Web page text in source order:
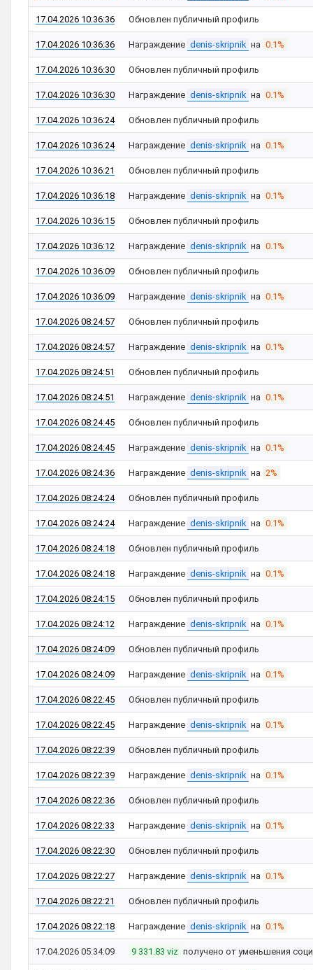
17.04.2026 10:36:36 Обновлен публичный профиль
17.04.2026 10:36:36 Награждение denis-skripnik на 0.1%
17.04.2026 10:36:30 Обновлен публичный профиль
17.04.2026 10:36:30 Награждение denis-skripnik на 0.1%
17.04.2026 10:36:24 Обновлен публичный профиль
17.04.2026 10:36:24 Награждение denis-skripnik на 0.1%
17.04.2026 10:36:21 Обновлен публичный профиль
17.04.2026 10:36:18 Награждение denis-skripnik на 0.1%
17.04.2026 10:36:15 Обновлен публичный профиль
17.04.2026 10:36:12 Награждение denis-skripnik на 0.1%
17.04.2026 10:36:09 Обновлен публичный профиль
17.04.2026 10:36:09 Награждение denis-skripnik на 0.1%
17.04.2026 08:24:57 Обновлен публичный профиль
17.04.2026 08:24:57 Награждение denis-skripnik на 0.1%
17.04.2026 08:24:51 Обновлен публичный профиль
17.04.2026 08:24:51 Награждение denis-skripnik на 0.1%
17.04.2026 08:24:45 Обновлен публичный профиль
17.04.2026 08:24:45 Награждение denis-skripnik на 0.1%
17.04.2026 08:24:36 Награждение denis-skripnik на 2%
17.04.2026 08:24:24 Обновлен публичный профиль
17.04.2026 08:24:24 Награждение denis-skripnik на 0.1%
17.04.2026 08:24:18 Обновлен публичный профиль
17.04.2026 08:24:18 Награждение denis-skripnik на 0.1%
17.04.2026 08:24:15 Обновлен публичный профиль
17.04.2026 08:24:12 Награждение denis-skripnik на 0.1%
17.04.2026 08:24:09 Обновлен публичный профиль
17.04.2026 08:24:09 Награждение denis-skripnik на 0.1%
17.04.2026 08:22:45 Обновлен публичный профиль
17.04.2026 08:22:45 Награждение denis-skripnik на 0.1%
17.04.2026 08:22:39 Обновлен публичный профиль
17.04.2026 08:22:39 Награждение denis-skripnik на 0.1%
17.04.2026 08:22:36 Обновлен публичный профиль
17.04.2026 08:22:33 Награждение denis-skripnik на 0.1%
17.04.2026 08:22:30 Обновлен публичный профиль
17.04.2026 08:22:27 Награждение denis-skripnik на 0.1%
17.04.2026 08:22:21 Обновлен публичный профиль
17.04.2026 08:22:18 Награждение denis-skripnik на 0.1%
17.04.2026 05:34:09 9 331.83 viz получено от уменьшения